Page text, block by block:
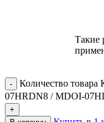
Такие
Количество
07HRDN8 / MDOI-